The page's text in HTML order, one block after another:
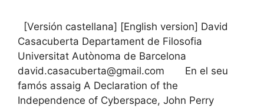
[Versión castellana] [English version] David
Casacuberta Departament de Filosofia
Universitat Autònoma de Barcelona
david.casacuberta@gmail.com En el seu
famós assaig A Declaration of the
Independence of Cyberspace, John Perry